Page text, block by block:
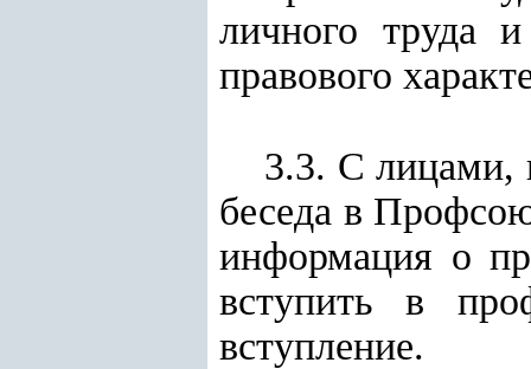
личного труда
правового
3.3. С лицами,
беседа в
информация о
вступить в
вступление.